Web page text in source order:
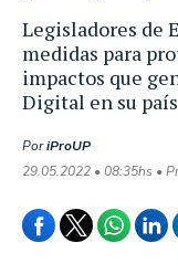
Legisladores de
medidas para
impactos que
Digital en su país
PoriProUP
29.05.2022 • 08:35hs •